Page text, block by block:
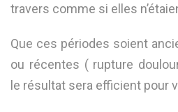
travers comme si elles
Que ces périodes soient
ou récentes ( rupture
le résultat sera efficient pour